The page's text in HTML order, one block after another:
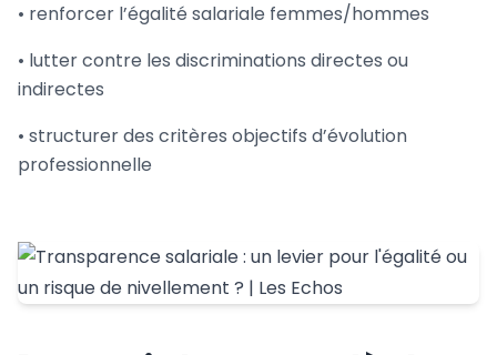
• renforcer l’égalité salariale femmes/hommes
• lutter contre les discriminations directes ou
indirectes
• structurer des critères objectifs d’évolution
professionnelle